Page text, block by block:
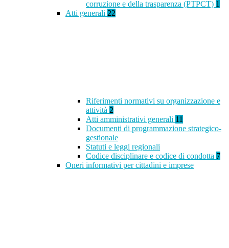
corruzione e della trasparenza (PTPCT) 1
Atti generali 22
Riferimenti normativi su organizzazione e
attività 2
Atti amministrativi generali 11
Documenti di programmazione strategico-
gestionale
Statuti e leggi regionali
Codice disciplinare e codice di condotta 7
Oneri informativi per cittadini e imprese